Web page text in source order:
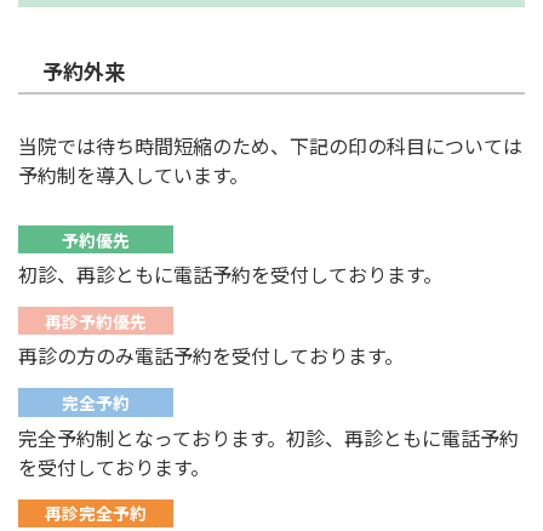
予約外来
当院では待ち時間短縮のため、下記の印の科目については
予約制を導入しています。
予約優先
初診、再診ともに電話予約を受付しております。
再診予約優先
再診の方のみ電話予約を受付しております。
完全予約
完全予約制となっております。初診、再診ともに電話予約
を受付しております。
再診完全予約